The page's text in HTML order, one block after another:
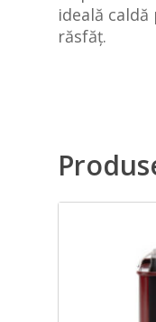
ideală
răsfăț.